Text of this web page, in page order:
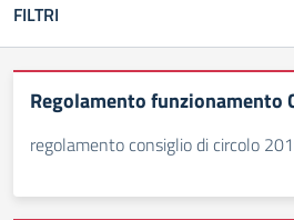
FILTRI
Regolamento
regolamento consiglio di circolo